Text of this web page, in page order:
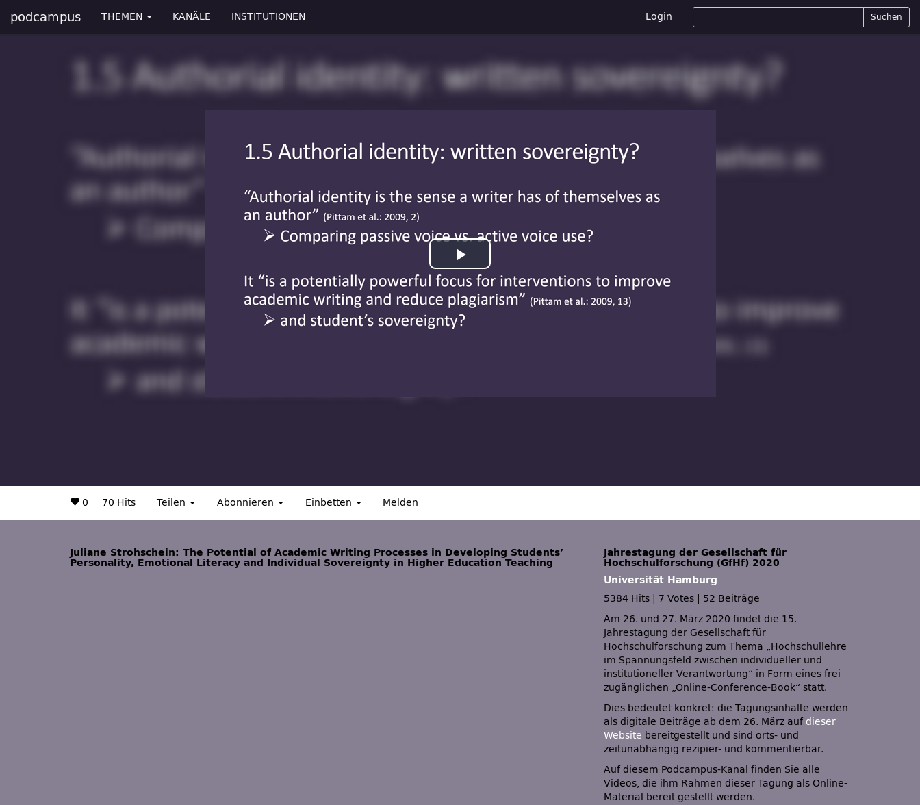
podcampus THEMEN KANÄLE INSTITUTIONEN Login Suchen
Play
Video
0 70 Hits Teilen Abonnieren Einbetten Melden
Juliane Strohschein: The Potential of Academic Writing Processes in Developing Students’
Personality, Emotional Literacy and Individual Sovereignty in Higher Education Teaching
Jahrestagung der Gesellschaft für
Hochschulforschung (GfHf) 2020
Universität Hamburg
5384 Hits
7 Votes
52 Beiträge
Am 26. und 27. März 2020 findet die 15.
Jahrestagung der Gesellschaft für
Hochschulforschung zum Thema „Hochschullehre
im Spannungsfeld zwischen individueller und
institutioneller Verantwortung“ in Form eines frei
zugänglichen „Online-Conference-Book“ statt.
Dies bedeutet konkret: die Tagungsinhalte werden
als digitale Beiträge ab dem 26. März auf dieser
Website bereitgestellt und sind orts- und
zeitunabhängig rezipier- und kommentierbar.
Auf diesem Podcampus-Kanal finden Sie alle
Videos, die ihm Rahmen dieser Tagung als Online-
Material bereit gestellt werden.